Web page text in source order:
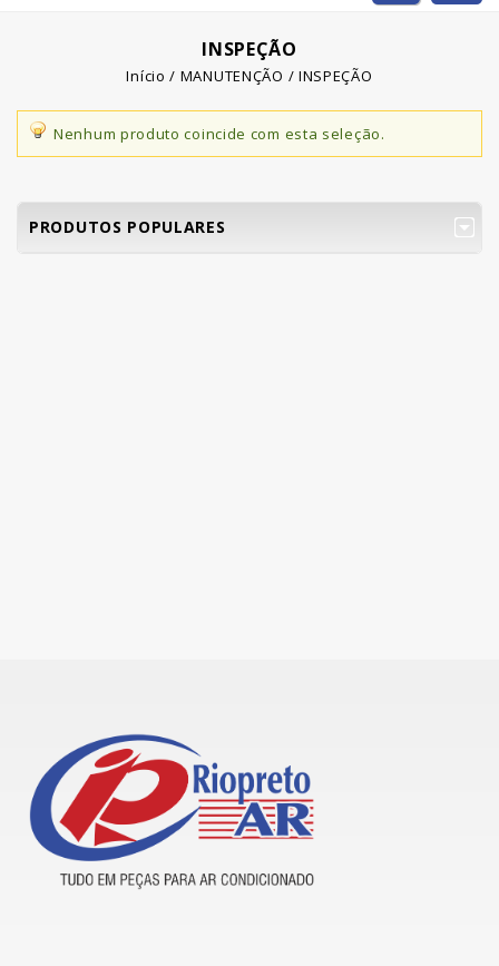
INSPEÇÃO
Início / MANUTENÇÃO / INSPEÇÃO
Nenhum produto coincide com esta seleção.
PRODUTOS POPULARES